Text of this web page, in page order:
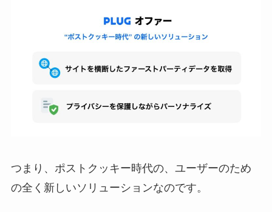
つまり、ポストクッキー時代の、ユーザーのため
の全く新しいソリューションなのです。